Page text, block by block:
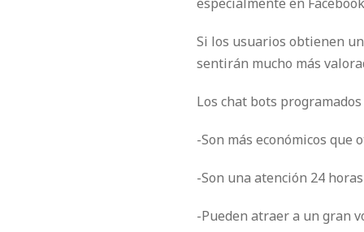
Si los usuarios obtienen
sentirán mucho más
Los chat bots
-Son más económicos que
-Son una atención 24
-Pueden atraer a un gran